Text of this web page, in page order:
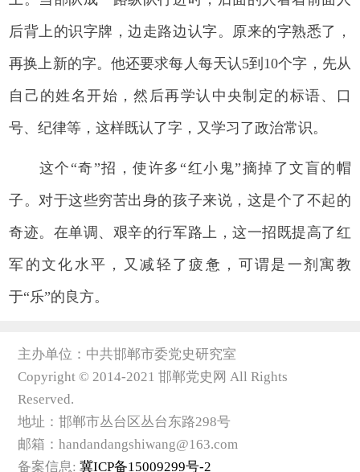
后背上的识字牌，边走路边认字。原来的字熟悉了，
再换上新的字。他还要求每人每天认5到10个字，先从
自己的姓名开始，然后再学认中央制定的标语、口
号、纪律等，这样既认了字，又学习了政治常识。
这个“奇”招，使许多“红小鬼”摘掉了文盲的帽
子。对于这些穷苦出身的孩子来说，这是个了不起的
奇迹。在单调、艰辛的行军路上，这一招既提高了红
军的文化水平，又减轻了疲惫，可谓是一剂寓教
于“乐”的良方。
主办单位：中共邯郸市委党史研究室
Copyright © 2014-2021 邯郸党史网 All Rights
Reserved.
地址：邯郸市丛台区丛台东路298号
邮箱：handandangshiwang@163.com
备案信息: 冀ICP备15009299号-2